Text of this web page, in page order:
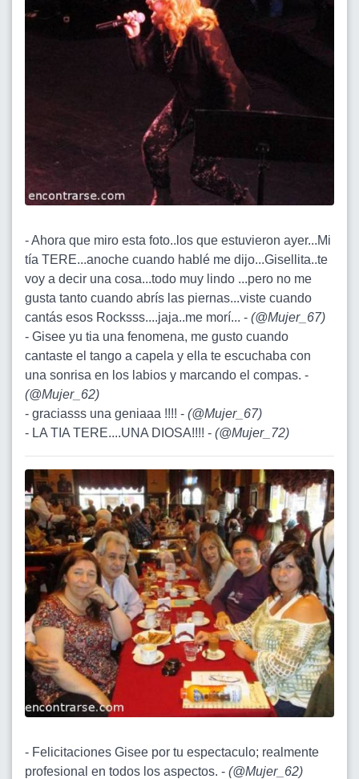
- Ahora que miro esta foto..los que estuvieron ayer...Mi
tía TERE...anoche cuando hablé me dijo...Gisellita..te
voy a decir una cosa...todo muy lindo ...pero no me
gusta tanto cuando abrís las piernas...viste cuando
cantás esos Rocksss....jaja..me morí... - (@Mujer_67)
- Gisee yu tia una fenomena, me gusto cuando
cantaste el tango a capela y ella te escuchaba con
una sonrisa en los labios y marcando el compas. -
(@Mujer_62)
- graciasss una geniaaa !!!! - (@Mujer_67)
- LA TIA TERE....UNA DIOSA!!!! - (@Mujer_72)
- Felicitaciones Gisee por tu espectaculo; realmente
profesional en todos los aspectos. - (@Mujer_62)